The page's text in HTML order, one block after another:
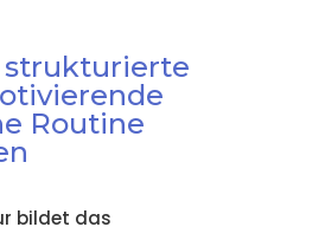
strukturierte
Routine
bildet das